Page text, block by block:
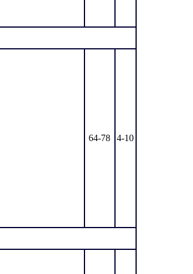
64-78 4-10